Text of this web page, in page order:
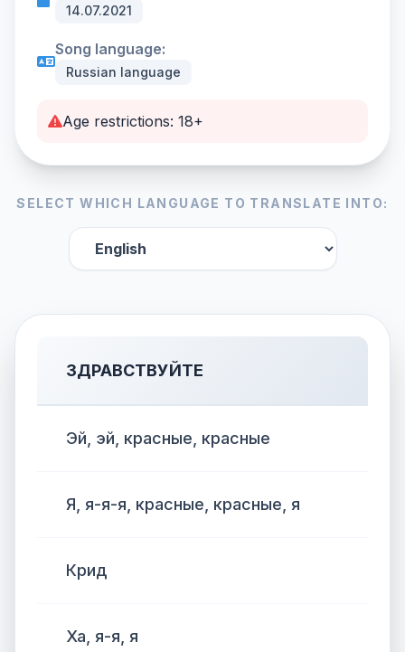
14.07.2021
Song language:
Russian language
Age restrictions: 18+
SELECT WHICH LANGUAGE TO TRANSLATE INTO:
ЗДРАВСТВУЙТЕ
Эй, эй, красные, красные
Я, я-я-я, красные, красные, я
Крид
Ха, я-я, я